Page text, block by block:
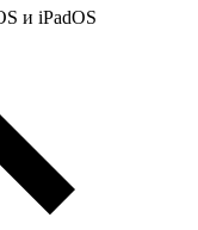
и iPadOS